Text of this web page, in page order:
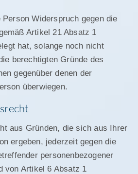
Person Widerspruch gegen die
Artikel 21 Absatz 1
hat, solange noch nicht
berechtigten Gründe des
gegenüber denen der
überwiegen.
aus Gründen, die sich aus Ihrer
ergeben, jederzeit gegen die
personenbezogener
von Artikel 6 Absatz 1